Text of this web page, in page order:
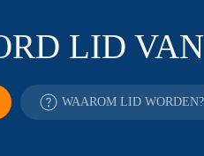
LID
WAAROM LID WORDEN?